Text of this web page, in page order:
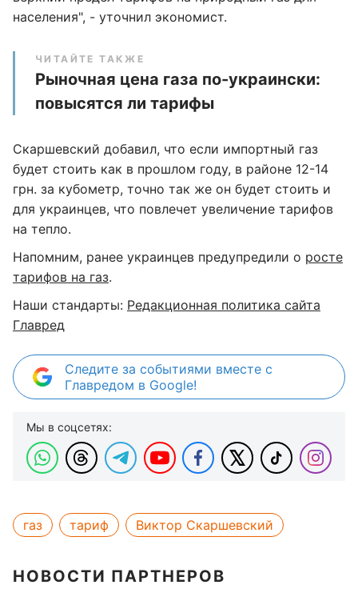
населения", - уточнил экономист.
ЧИТАЙТЕ ТАКЖЕ
Рыночная цена газа по-украински:
повысятся ли тарифы
Скаршевский добавил, что если импортный газ
будет стоить как в прошлом году, в районе 12-14
грн. за кубометр, точно так же он будет стоить и
для украинцев, что повлечет увеличение тарифов
на тепло.
Напомним, ранее украинцев предупредили о росте
тарифов на газ.
Наши стандарты: Редакционная политика сайта
Главред
Следите за событиями вместе с
Главредом в Google!
Мы в соцсетях:
газ тариф Виктор Скаршевский
НОВОСТИ ПАРТНЕРОВ